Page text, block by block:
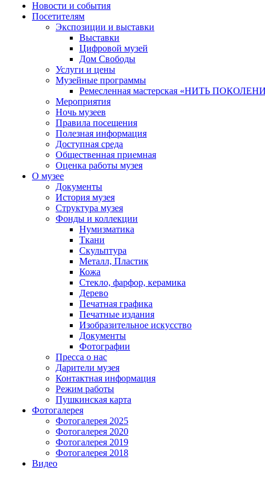
Новости и события
Посетителям
Экспозиции и выставки
Выставки
Цифровой музей
Дом Свободы
Услуги и цены
Музейные программы
Ремесленная мастерская «НИТЬ
Мероприятия
Ночь музеев
Правила посещения
Полезная информация
Доступная среда
Общественная приемная
Оценка работы музея
О музее
Документы
История музея
Структура музея
Фонды и коллекции
Нумизматика
Ткани
Скульптура
Металл, Пластик
Кожа
Стекло, фарфор, керамика
Дерево
Печатная графика
Печатные издания
Изобразительное искусство
Документы
Фотографии
Пресса о нас
Дарители музея
Контактная информация
Режим работы
Пушкинская карта
Фотогалерея
Фотогалерея 2025
Фотогалерея 2020
Фотогалерея 2019
Фотогалерея 2018
Видео